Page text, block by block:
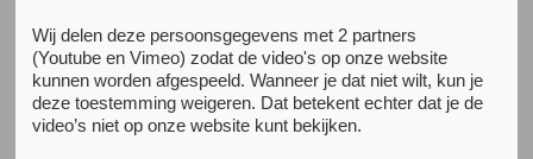
All news items
Niets gevonden
Sorry, niets gevonden.
Wij delen deze persoonsgegevens met 2 partners
(Youtube en Vimeo) zodat de video's op onze website
kunnen worden afgespeeld. Wanneer je dat niet wilt, kun je
deze toestemming weigeren. Dat betekent echter dat je de
video’s niet op onze website kunt bekijken.